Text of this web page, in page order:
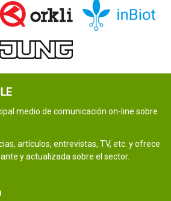
medio de comunicación on-line sobre
artículos, entrevistas, TV, etc. y ofrece
y actualizada sobre el sector.